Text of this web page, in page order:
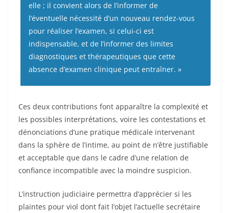
elle ; il convient alors de l’informer de
l’éventuelle nécessité d’un nouveau rendez-vous
pour réaliser l’examen, si celui-ci est
indispensable, et de l’informer des limites
diagnostiques et thérapeutiques que cette
absence d’examen clinique peut entraîner. »
Ces deux contributions font apparaître la complexité et
les possibles interprétations, voire les contestations et
dénonciations d’une pratique médicale intervenant
dans la sphère de l’intime, au point de n’être justifiable
et acceptable que dans le cadre d’une relation de
confiance incompatible avec la moindre suspicion.
L’instruction judiciaire permettra d’apprécier si les
plaintes pour viol dont fait l’objet l’actuelle secrétaire